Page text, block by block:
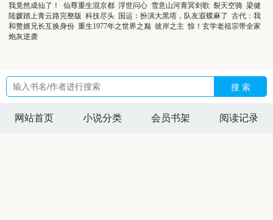
我竟然成仙了！
仙尊重生混京都 浮世问心 雪意山河青冥剑歌 裂天空骑 梁健
陆媛踏上青云路完整版 科技尽头 国运：扮演大黑塔，队友遐蝶麻了 古代：我
和赘婿兄长互换身份 重生1977年之世界之巅 彼岸之主 惊！玄学老祖宗带全家
炮灰逆袭
搜 索
网站首页 小说分类 会员书架 阅读记录